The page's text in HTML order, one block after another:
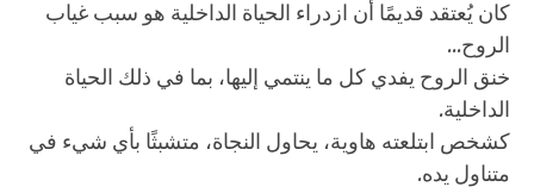
كان يُعتقد قديمًا أن ازدراء الحياة الداخلية هو سبب غياب
الروح...
خنق الروح يفدي كل ما ينتمي إليها، بما في ذلك الحياة
الداخلية.
كشخص ابتلعته هاوية، يحاول النجاة، متشبثًا بأي شيء في
متناول يده.